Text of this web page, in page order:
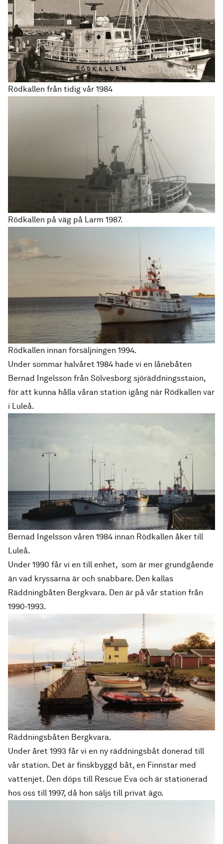
Rödkallen från tidig vår 1984
Rödkallen på väg på Larm 1987.
Rödkallen innan försäljningen 1994.
Under sommar halvåret 1984 hade vi en lånebåten
Bernad Ingelsson från Sölvesborg sjöräddningsstaion,
för att kunna hålla våran station igång när Rödkallen var
i Luleå.
Bernad Ingelsson våren 1984 innan Rödkallen åker till
Luleå.
Under 1990 får vi en till enhet, som är mer grundgående
än vad kryssarna är och snabbare. Den kallas
Räddningbåten Bergkvara. Den är på vår station från
1990-1993.
Räddningsbåten Bergkvara.
Under året 1993 får vi en ny räddningsbåt donerad till
vår station. Det är finskbyggd båt, en Finnstar med
vattenjet. Den döps till Rescue Eva och är stationerad
hos oss till 1997, då hon säljs till privat ägo.